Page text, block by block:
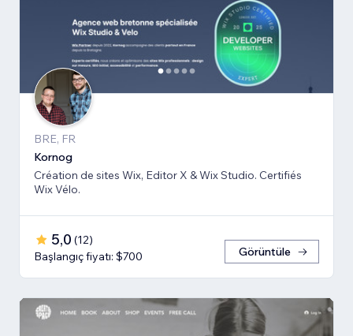
BRE, FR
Kornog
Création de sites Wix, Editor X & Wix Studio. Certifiés
Wix Vélo.
5,0 (12)
Başlangıç fiyatı: $700
Görüntüle